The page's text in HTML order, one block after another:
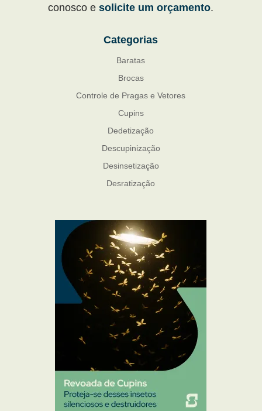
conosco esolicite um orçamento.
Categorias
Baratas
Brocas
Controle de Pragas e Vetores
Cupins
Dedetização
Descupinização
Desinsetização
Desratização
Mosquito Mist
Mosquitos
Percevejo de Cama
Pulgas e Carrapatos
Ratos
Sanitização
Traças